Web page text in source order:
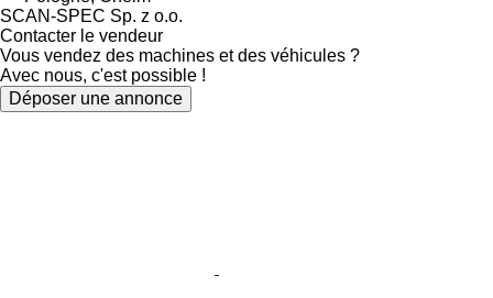
SCAN-SPEC Sp. z o.o.
Contacter le vendeur
Vous vendez des machines et des véhicules ?
Avec nous, c'est possible !
Déposer une annonce